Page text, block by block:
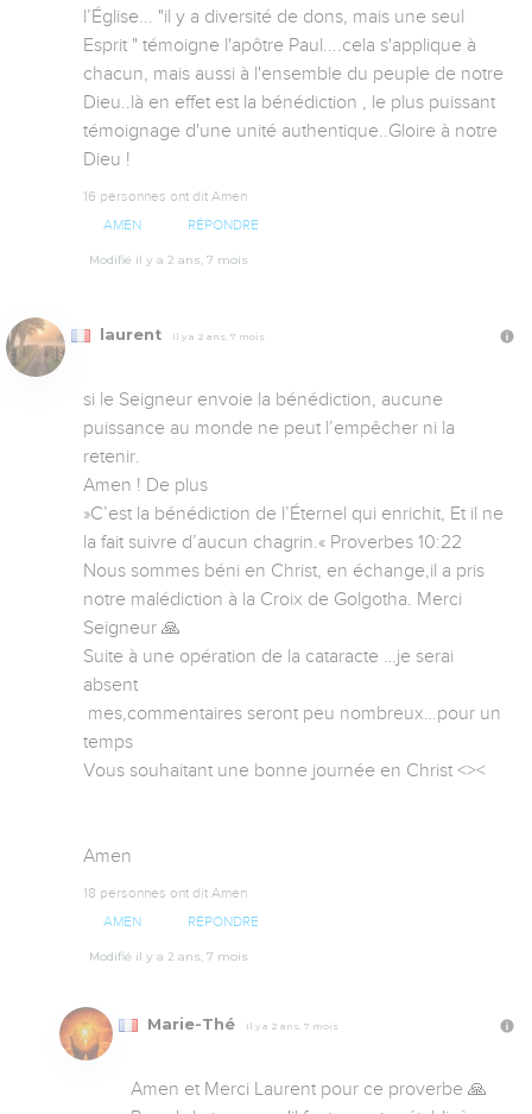
l’Église... "il y a diversité de dons, mais une seul
Esprit " témoigne l'apôtre Paul....cela s'applique à
chacun, mais aussi à l'ensemble du peuple de notre
Dieu..là en effet est la bénédiction , le plus puissant
témoignage d'une unité authentique..Gloire à notre
Dieu !
16 personnes ont dit Amen
AMEN RÉPONDRE
Modifié il y a 2 ans, 7 mois
laurent Il y a 2 ans, 7 mois
si le Seigneur envoie la bénédiction, aucune
puissance au monde ne peut l’empêcher ni la
retenir.
Amen ! De plus
»C’est la bénédiction de l’Éternel qui enrichit, Et il ne
la fait suivre d’aucun chagrin.« ‭‭Proverbes‬ ‭10‬:‭22‬ ‭
Nous sommes béni en Christ, en échange,il a pris
notre malédiction à la Croix de Golgotha. Merci
Seigneur 🙏
Suite à une opération de la cataracte …je serai
absent
temps
Vous souhaitant une bonne journée en Christ <><
Amen
18 personnes ont dit Amen
AMEN RÉPONDRE
Modifié il y a 2 ans, 7 mois
Marie-Thé Il y a 2 ans, 7 mois
Amen et Merci Laurent pour ce proverbe 🙏